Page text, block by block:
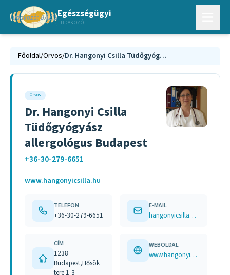
Egészségügyi
TUDAKOZÓ
Főoldal/Orvos/ Dr. Hangonyi Csilla Tüdőgyógyász allergológus Budapest
Orvos
Dr. Hangonyi Csilla
Tüdőgyógyász
allergológus Budapest
+36-30-279-6651
www.hangonyicsilla.hu
TELEFON
+36-30-279-6651
E-MAIL
hangonyicsilla@gmail.com
CÍM
1238
Budapest,Hősök
tere 1-3
WEBOLDAL
www.hangonyicsilla.hu